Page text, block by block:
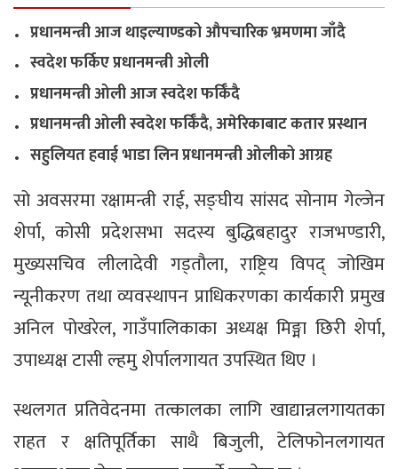
. प्रधानमन्त्री आज थाइल्याण्डको औपचारिक भ्रमणमा जाँदै
. स्वदेश फर्किए प्रधानमन्त्री ओली
. प्रधानमन्त्री ओली आज स्वदेश फर्किँदै
. प्रधानमन्त्री ओली स्वदेश फर्किँदै, अमेरिकाबाट कतार प्रस्थान
. सहुलियत हवाई भाडा लिन प्रधानमन्त्री ओलीको आग्रह
सो अवसरमा रक्षामन्त्री राई, सङ्घीय सांसद सोनाम गेल्जेन
शेर्पा, कोसी प्रदेशसभा सदस्य बुद्धिबहादुर राजभण्डारी,
मुख्यसचिव लीलादेवी गड्तौला, राष्ट्रिय विपद् जोखिम
न्यूनीकरण तथा व्यवस्थापन प्राधिकरणका कार्यकारी प्रमुख
अनिल पोखरेल, गाउँपालिकाका अध्यक्ष मिङ्मा छिरी शेर्पा,
उपाध्यक्ष टासी ल्हमु शेर्पालगायत उपस्थित थिए ।
स्थलगत प्रतिवेदनमा तत्कालका लागि खाद्यान्नलगायतका
राहत र क्षतिपूर्तिका साथै बिजुली, टेलिफोनलगायत